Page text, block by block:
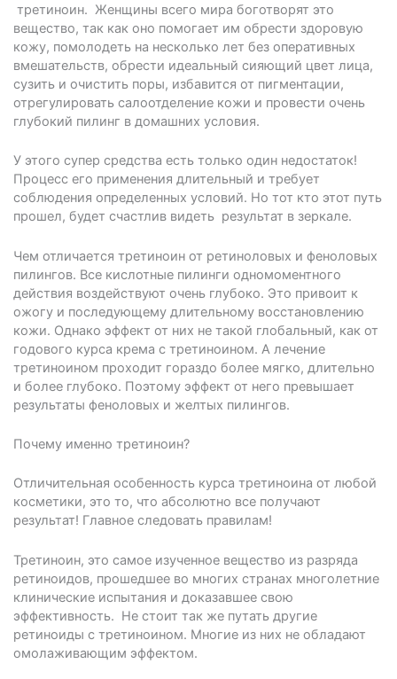
третиноин. Женщины всего мира боготворят это
вещество, так как оно помогает им обрести здоровую
кожу, помолодеть на несколько лет без оперативных
вмешательств, обрести идеальный сияющий цвет лица,
сузить и очистить поры, избавится от пигментации,
отрегулировать салоотделение кожи и провести очень
глубокий пилинг в домашних условия.
У этого супер средства есть только один недостаток!
Процесс его применения длительный и требует
соблюдения определенных условий. Но тот кто этот путь
прошел, будет счастлив видеть результат в зеркале.
Чем отличается третиноин от ретиноловых и феноловых
пилингов. Все кислотные пилинги одномоментного
действия воздействуют очень глубоко. Это привоит к
ожогу и последующему длительному восстановлению
кожи. Однако эффект от них не такой глобальный, как от
годового курса крема с третиноином. А лечение
третиноином проходит гораздо более мягко, длительно
и более глубоко. Поэтому эффект от него превышает
результаты феноловых и желтых пилингов.
Почему именно третиноин?
Отличительная особенность курса третиноина от любой
косметики, это то, что абсолютно все получают
результат! Главное следовать правилам!
Третиноин, это самое изученное вещество из разряда
ретиноидов, прошедшее во многих странах многолетние
клинические испытания и доказавшее свою
эффективность. Не стоит так же путать другие
ретиноиды с третиноином. Многие из них не обладают
омолаживающим эффектом.